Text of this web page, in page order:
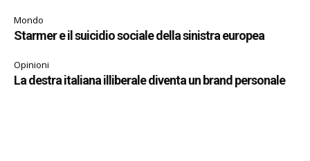
Mondo
Starmer e il suicidio sociale della sinistra europea
Opinioni
La destra italiana illiberale diventa un brand personale